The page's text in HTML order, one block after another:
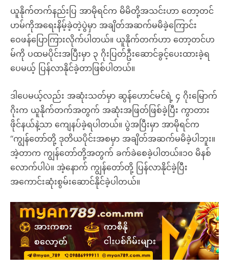
ယူနိုက်တက်နည်းပြ အာမိုရင်က မိမိတို့အသင်းဟာ တော့တင်
ဟမ်ကိုအရေးနိမ့်ခဲ့တဲ့ပွဲမှာ အချိတ်အဆက်မမိခဲ့ကြောင်း
ဝေဖန်ပြောကြားလိုက်ပါတယ်။ ယူနိုက်တက်ဟာ တော့တင်ဟ
မ်ကို ပထမပိုင်းအပြီးမှာ ၃ ဂိုးပြတ်ဦးဆောင်ခွင့်ပေးထားခဲ့ရ
ပေမယ့် ပြန်လာနိုင်ခဲ့တာဖြစ်ပါတယ်။
ဒါပေမယ့်လည်း အဆုံးသတ်မှာ ဆွန်ဟောင်မင်ရဲ့ ၄ ဂိုးမြောက်
ဂိုးက ယူနိုက်တက်အတွက် အဆုံးအဖြတ်ဖြစ်ခဲ့ပြီး ကွာတား
ဖိုင်နယ်နဲ့သာ ကျေနပ်ခဲ့ရပါတယ်။ ပွဲအပြီးမှာ အာမိုရင်က
“ကျွန်တော်တို့ ဒုတိယပိုင်းအစမှာ အချိတ်အဆက်မမိခဲ့ပါဘူး။
အဲ့တာက ကျွန်တော်တို့အတွက် ခက်ခဲစေခဲ့ပါတယ်။၁၀ မိနစ်
လောက်ပါပဲ။ အဲ့နောက် ကျွန်တော်တို့ ပြန်လာနိုင်ခဲ့ပြီး
အကောင်းဆုံးစွမ်းဆောင်နိုင်ခဲ့ပါတယ်။